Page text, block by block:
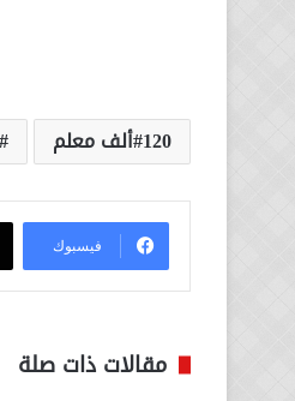
120ألف معلم
فيسبوك
مقالات ذات صلة